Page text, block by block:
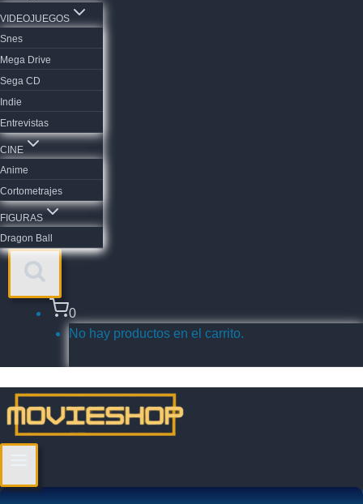
VIDEOJUEGOS
Snes
Mega Drive
Sega CD
Indie
Entrevistas
CINE
Anime
Cortometrajes
FIGURAS
Dragon Ball
0
No hay productos en el carrito.